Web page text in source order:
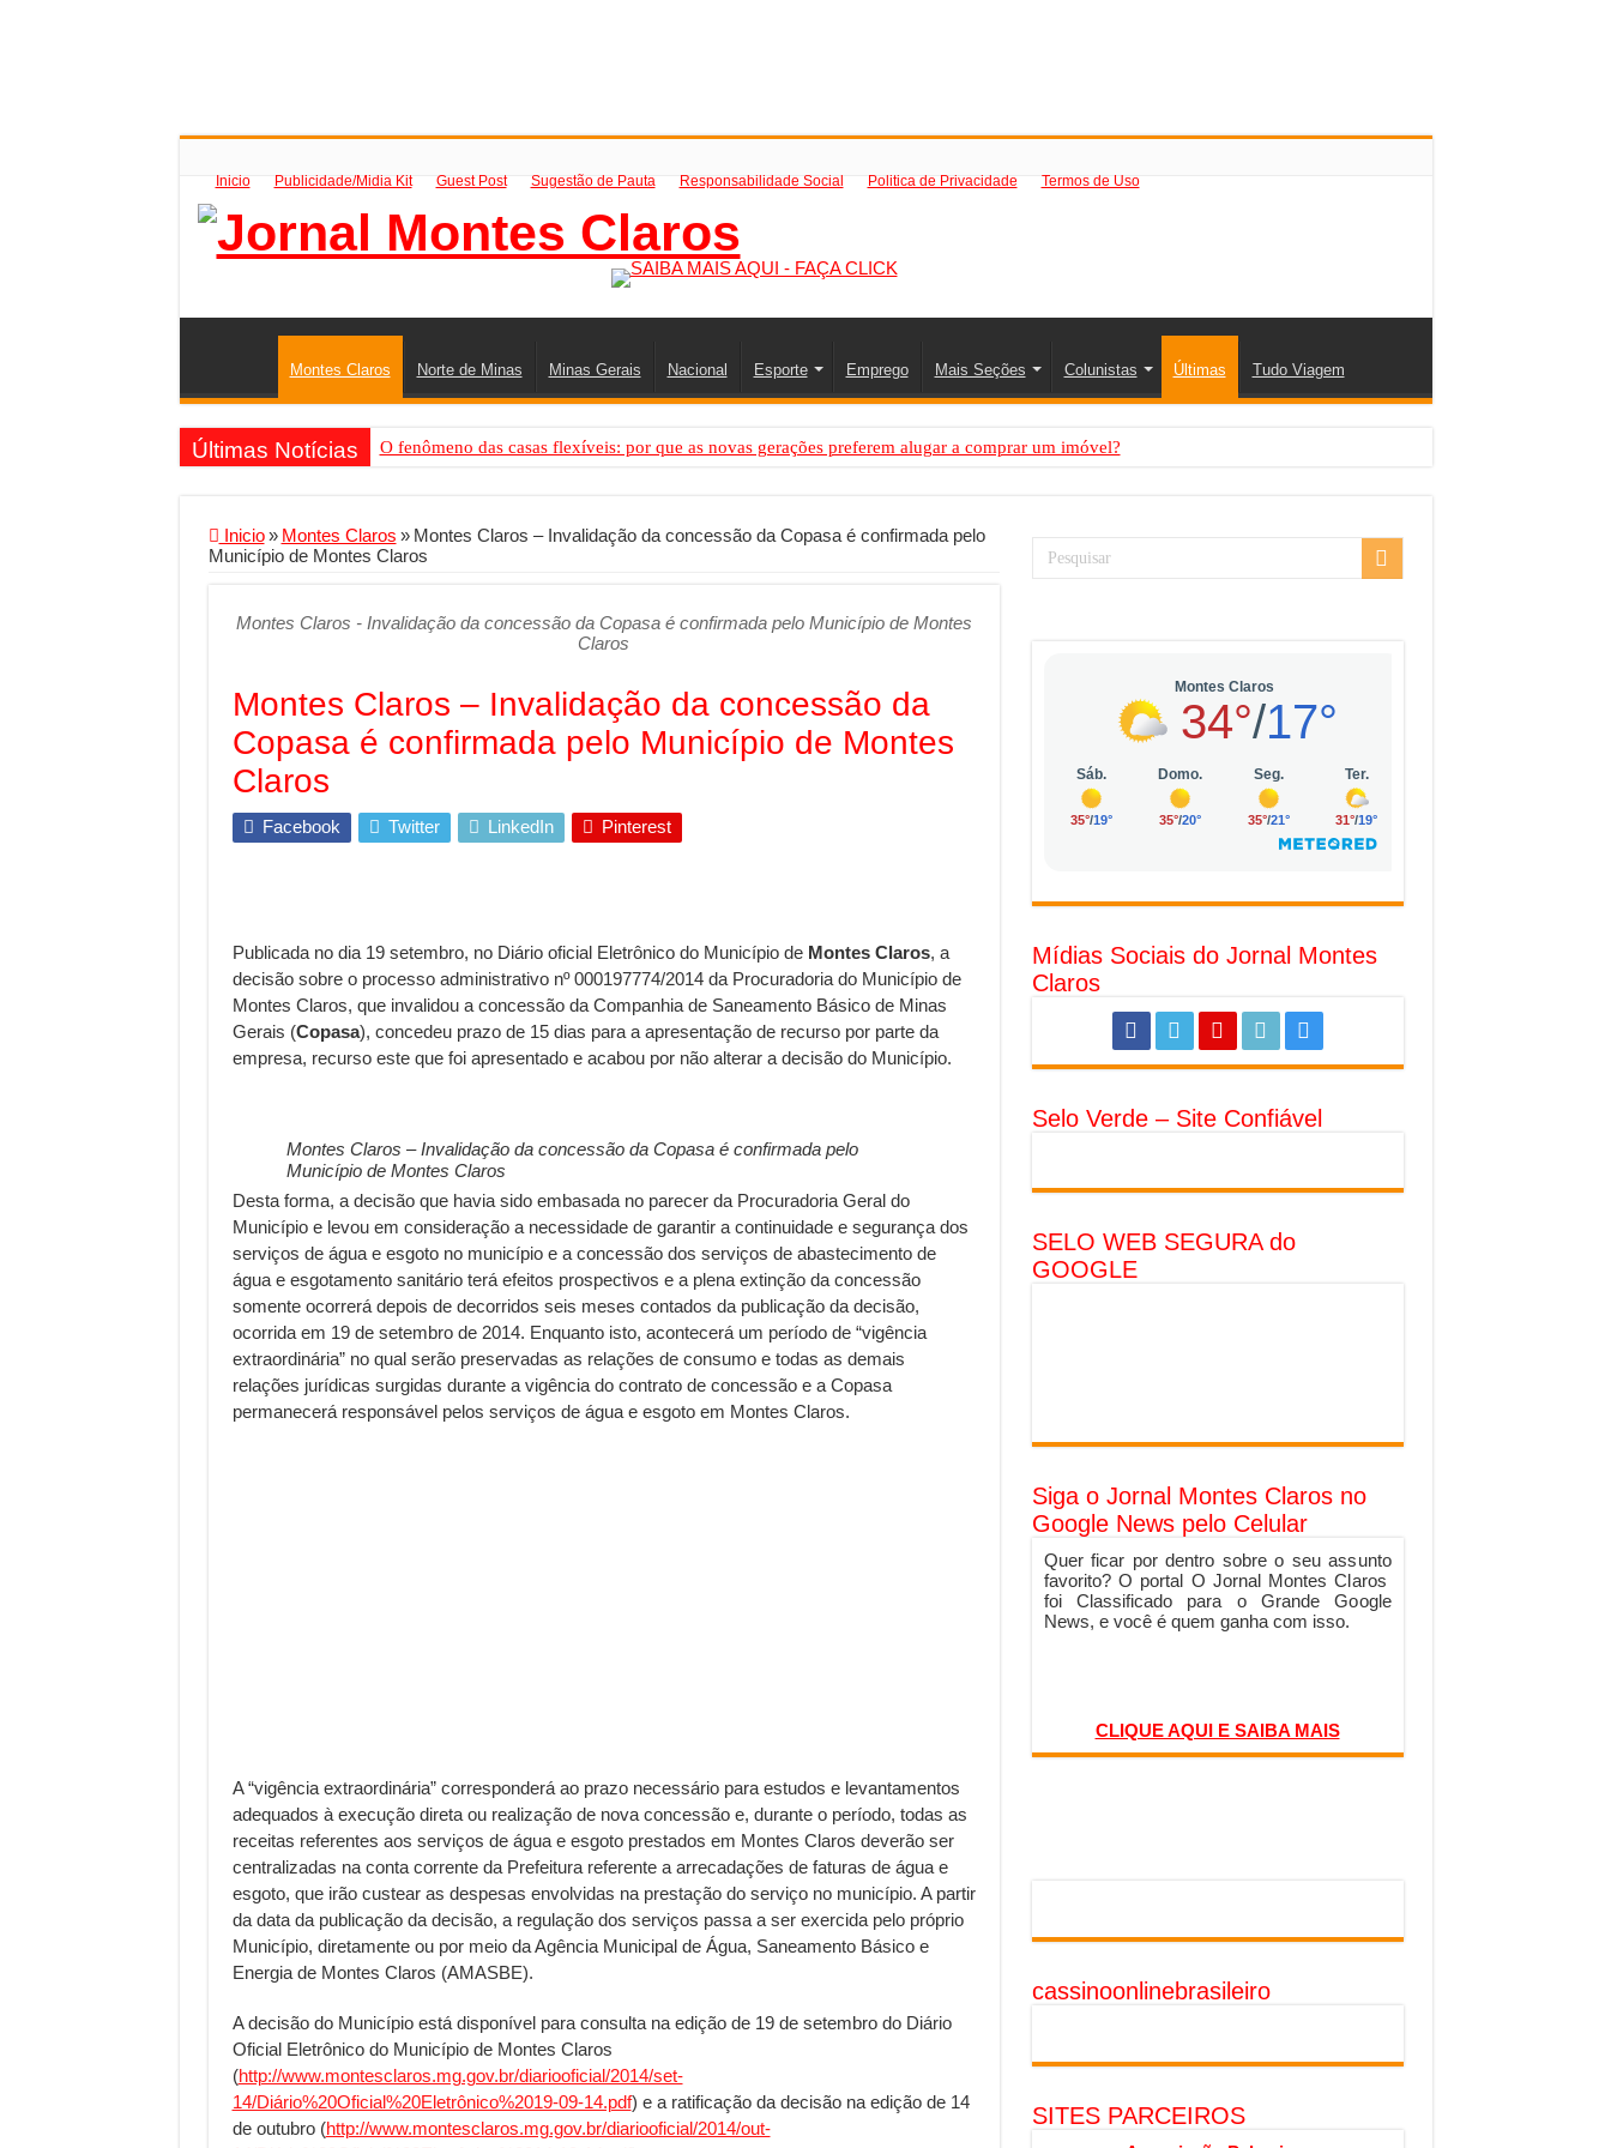
Inicio Publicidade/Midia Kit Guest Post Sugestão de Pauta Responsabilidade Social Politica de Privacidade Termos de Uso
Montes Claros Norte de Minas Minas Gerais Nacional Esporte Emprego Mais Seções Colunistas Últimas Tudo Viagem
Últimas Notícias O fenômeno das casas flexíveis: por que as novas gerações preferem alugar a comprar um imóvel?
Conheça a melhor empresa de transfer passeios e traslados em Porto Seguro, Bahia
Segurança digital se torna prioridade diante do avanço das tecnologias conectadas
Comércio Interativo ganha força no Brasil com a chegada da VIVAMOMENTO ao polo empresarial da Vila Olímpia, em São Paulo
De economista a referência nacional: como Jaque Rosa ensina tarólogas a faturarem mais de R$ 10 mil no digital
Marcenaria sob medida: quando vale mais a pena investir em móveis personalizados?
Tomada de decisão estratégica: como usar dados e regulamentações a seu favor
Qualidade do produto e percepção do consumidor: como marcas evitam ruídos no mercado
O Crescimento da Influência de Especialistas Independentes
Inicio » Montes Claros » Montes Claros – Invalidação da concessão da Copasa é confirmada pelo
Município de Montes Claros
Montes Claros - Invalidação da concessão da Copasa é confirmada pelo Município de Montes
Claros
Montes Claros – Invalidação da concessão da
Copasa é confirmada pelo Município de Montes
Claros
Facebook Twitter LinkedIn Pinterest
Publicada no dia 19 setembro, no Diário oficial Eletrônico do Município de Montes Claros, a
decisão sobre o processo administrativo nº 000197774/2014 da Procuradoria do Município de
Montes Claros, que invalidou a concessão da Companhia de Saneamento Básico de Minas
Gerais (Copasa), concedeu prazo de 15 dias para a apresentação de recurso por parte da
empresa, recurso este que foi apresentado e acabou por não alterar a decisão do Município.
Montes Claros – Invalidação da concessão da Copasa é confirmada pelo
Município de Montes Claros
Desta forma, a decisão que havia sido embasada no parecer da Procuradoria Geral do
Município e levou em consideração a necessidade de garantir a continuidade e segurança dos
serviços de água e esgoto no município e a concessão dos serviços de abastecimento de
água e esgotamento sanitário terá efeitos prospectivos e a plena extinção da concessão
somente ocorrerá depois de decorridos seis meses contados da publicação da decisão,
ocorrida em 19 de setembro de 2014. Enquanto isto, acontecerá um período de “vigência
extraordinária” no qual serão preservadas as relações de consumo e todas as demais
relações jurídicas surgidas durante a vigência do contrato de concessão e a Copasa
permanecerá responsável pelos serviços de água e esgoto em Montes Claros.
A “vigência extraordinária” corresponderá ao prazo necessário para estudos e levantamentos
adequados à execução direta ou realização de nova concessão e, durante o período, todas as
receitas referentes aos serviços de água e esgoto prestados em Montes Claros deverão ser
centralizadas na conta corrente da Prefeitura referente a arrecadações de faturas de água e
esgoto, que irão custear as despesas envolvidas na prestação do serviço no município. A partir
da data da publicação da decisão, a regulação dos serviços passa a ser exercida pelo próprio
Município, diretamente ou por meio da Agência Municipal de Água, Saneamento Básico e
Energia de Montes Claros (AMASBE).
A decisão do Município está disponível para consulta na edição de 19 de setembro do Diário
Oficial Eletrônico do Município de Montes Claros
(http://www.montesclaros.mg.gov.br/diariooficial/2014/set-
14/Diário%20Oficial%20Eletrônico%2019-09-14.pdf) e a ratificação da decisão na edição de 14
de outubro (http://www.montesclaros.mg.gov.br/diariooficial/2014/out-
Mídias Sociais do Jornal Montes
Claros
Selo Verde – Site Confiável
SELO WEB SEGURA do
GOOGLE
Siga o Jornal Montes Claros no
Google News pelo Celular
Quer ficar por dentro sobre o seu assunto
favorito? O portal O Jornal Montes Claros
foi Classificado para o Grande Google
News, e você é quem ganha com isso.
CLIQUE AQUI E SAIBA MAIS
cassinoonlinebrasileiro
SITES PARCEIROS